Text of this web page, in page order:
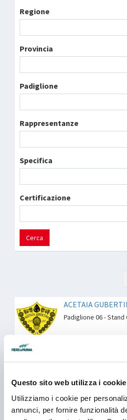
Questo sito web utilizza i cookie
Utilizziamo i cookie per
annunci, per fornire funzionalità
Regione
Provincia
Padiglione
Rappresentanze
Specifica
Certificazione
Cerca
ACETAIA
Padiglione 06 - Stand
DI TAMBURRO A&C